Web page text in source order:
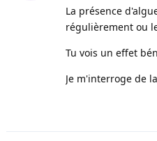
La présence
régulièrement ou
Tu vois un effet
Je m'interroge de